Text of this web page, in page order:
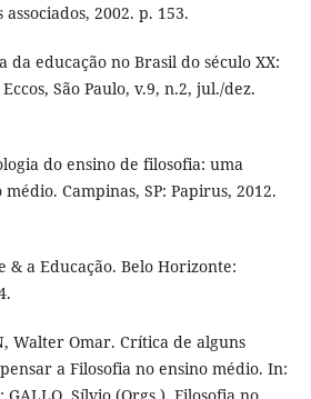
2002. p. 153.
da educação no Brasil do século XX:
São Paulo, v.9, n.2, jul./dez.
do ensino de filosofia: uma
Campinas, SP: Papirus, 2012.
& a Educação. Belo Horizonte:
Walter Omar. Crítica de alguns
a Filosofia no ensino médio. In: